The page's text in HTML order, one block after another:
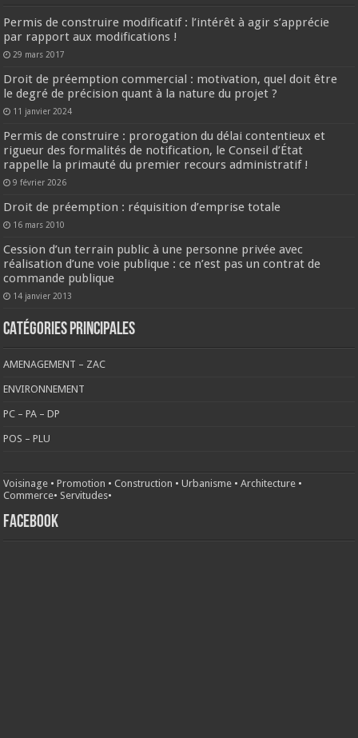
Permis de construire modificatif : l’intérêt à agir s’apprécie
par rapport aux modifications !
29 mars 2017
Droit de préemption commercial : motivation, quel doit être
le degré de précision quant à la nature du projet ?
11 janvier 2024
Permis de construire : prorogation du délai contentieux et
rigueur des formalités de notification, le Conseil d’État
rappelle la primauté du premier recours administratif !
9 février 2026
Droit de préemption : réquisition d’emprise totale
16 mars 2010
Cession d’un terrain public à une personne privée avec
réalisation d’une voie publique : ce n’est pas un contrat de
commande publique
14 janvier 2013
CATÉGORIES PRINCIPALES
AMENAGEMENT – ZAC
ENVIRONNEMENT
PC – PA – DP
POS – PLU
Voisinage •Promotion •Construction •Urbanisme •Architecture •
Commerce• Servitudes•
FACEBOOK